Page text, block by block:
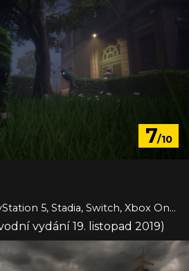
7/10
PC, PlayStation 4, PlayStation 5, Stadia, Switch, Xbox One, Xbox Series
vydání 19. listopad 2019)